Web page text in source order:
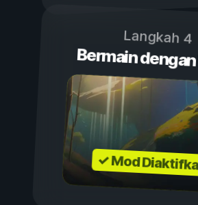
Langkah 4
Bermain
✓ Mod